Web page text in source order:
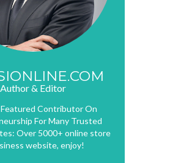
Author & Editor
Contributor On
For Many Trusted
Over 5000+ online store
website, enjoy!